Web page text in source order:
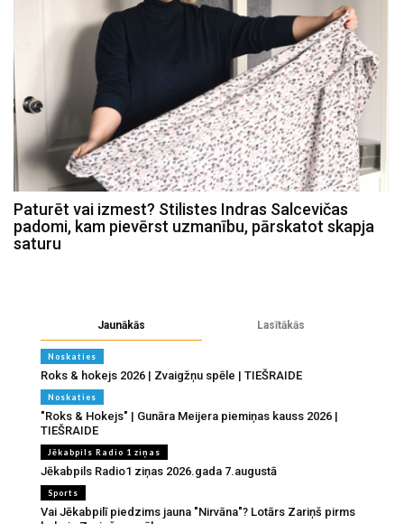
Paturēt vai izmest? Stilistes Indras Salcevičas
padomi, kam pievērst uzmanību, pārskatot skapja
saturu
Jaunākās Lasītākās
Noskaties
Roks & hokejs 2026 | Zvaigžņu spēle | TIEŠRAIDE
Noskaties
"Roks & Hokejs" | Gunāra Meijera piemiņas kauss 2026 |
TIEŠRAIDE
Jēkabpils Radio 1 ziņas
Jēkabpils Radio1 ziņas 2026.gada 7.augustā
Sports
Vai Jēkabpilī piedzims jauna "Nirvāna"? Lotārs Zariņš pirms